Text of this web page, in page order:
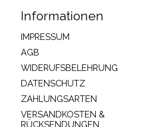
Informationen
IMPRESSUM
AGB
WIDERUFSBELEHRUNG
DATENSCHUTZ
ZAHLUNGSARTEN
VERSANDKOSTEN &
RÜCKSENDUNGEN